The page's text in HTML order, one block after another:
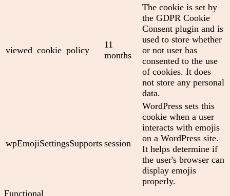
viewed_cookie_policy
11
months
The cookie is set by
the GDPR Cookie
Consent plugin and is
used to store whether
or not user has
consented to the use
of cookies. It does
not store any personal
data.
wpEmojiSettingsSupports session
WordPress sets this
cookie when a user
interacts with emojis
on a WordPress site.
It helps determine if
the user's browser can
display emojis
properly.
Functional